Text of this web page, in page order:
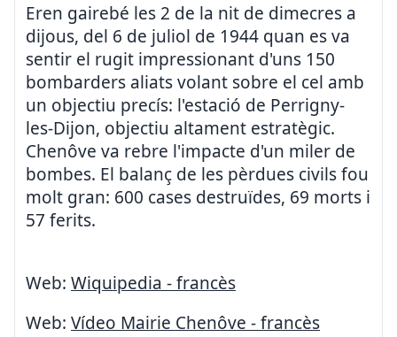
Eren gairebé les 2 de la nit de dimecres a
dijous, del 6 de juliol de 1944 quan es va
sentir el rugit impressionant d'uns 150
bombarders aliats volant sobre el cel amb
un objectiu precís: l'estació de Perrigny-
les-Dijon, objectiu altament estratègic.
Chenôve va rebre l'impacte d'un miler de
bombes. El balanç de les pèrdues civils fou
molt gran: 600 cases destruïdes, 69 morts i
57 ferits.
Web: Wiquipedia - francès
Web: Vídeo Mairie Chenôve - francès